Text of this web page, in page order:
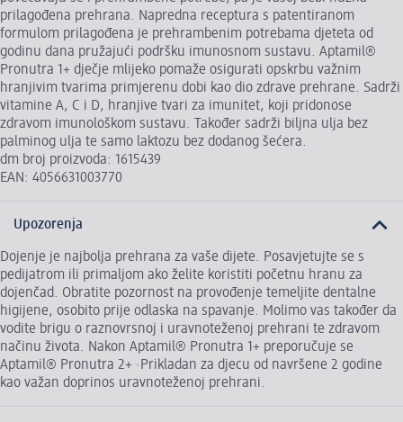
prilagođena prehrana. Napredna receptura s patentiranom
formulom prilagođena je prehrambenim potrebama djeteta od
godinu dana pružajući podršku imunosnom sustavu. Aptamil®
Pronutra 1+ dječje mlijeko pomaže osigurati opskrbu važnim
hranjivim tvarima primjerenu dobi kao dio zdrave prehrane. Sadrži
vitamine A, C i D, hranjive tvari za imunitet, koji pridonose
zdravom imunološkom sustavu. Također sadrži biljna ulja bez
palminog ulja te samo laktozu bez dodanog šećera.
dm broj proizvoda: 1615439
EAN: 4056631003770
Upozorenja
Dojenje je najbolja prehrana za vaše dijete. Posavjetujte se s
pedijatrom ili primaljom ako želite koristiti početnu hranu za
dojenčad. Obratite pozornost na provođenje temeljite dentalne
higijene, osobito prije odlaska na spavanje. Molimo vas također da
vodite brigu o raznovrsnoj i uravnoteženoj prehrani te zdravom
načinu života. Nakon Aptamil® Pronutra 1+ preporučuje se
Aptamil® Pronutra 2+ ·Prikladan za djecu od navršene 2 godine
kao važan doprinos uravnoteženoj prehrani.